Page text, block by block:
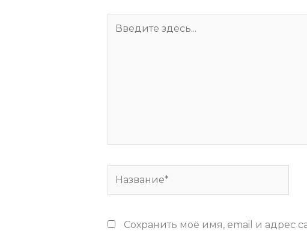
здесь...
Сохранить моё имя, email и адрес